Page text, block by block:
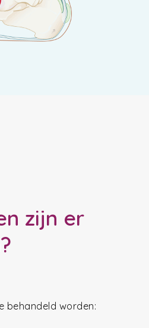
zijn er
behandeld worden: